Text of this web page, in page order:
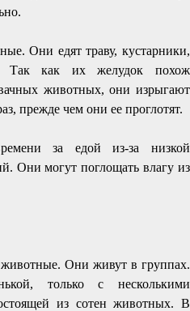
Они едят траву, кустарники,
Так как их желудок похож
животных, они изрыгают
прежде чем они ее проглотят.
за едой из-за низкой
Они могут поглощать влагу из
Они живут в группах.
только с несколькими
из сотен животных. В